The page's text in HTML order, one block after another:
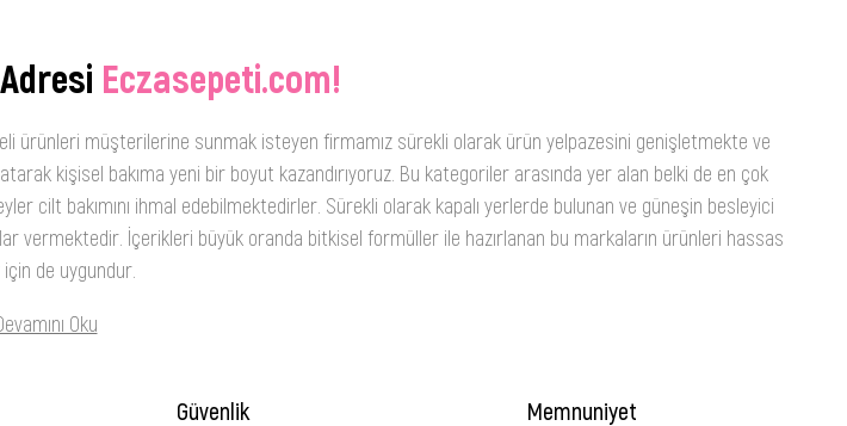
Eczasepeti.com!
ürünleri müşterilerine sunmak isteyen firmamız sürekli olarak ürün yelpazesini genişletmekte ve
kişisel bakıma yeni bir boyut kazandırıyoruz. Bu kategoriler arasında yer alan belki de en çok
cilt bakımını ihmal edebilmektedirler. Sürekli olarak kapalı yerlerde bulunan ve güneşin besleyici
vermektedir. İçerikleri büyük oranda bitkisel formüller ile hazırlanan bu markaların ürünleri hassas
de uygundur.
Oku
Güvenlik Memnuniyet